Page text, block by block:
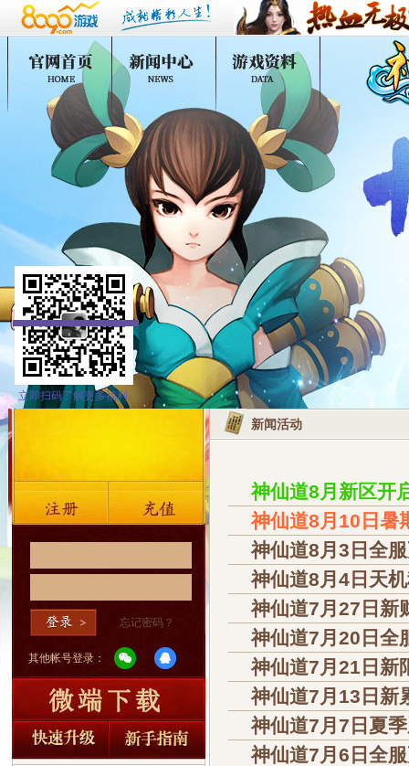
立即扫码了解更多福利
忘记密码？
其他帐号登录：
新闻活动
神仙道8月新区开
神仙道8月10日暑
神仙道8月3日全
神仙道8月4日天
神仙道7月27日新
神仙道7月20日全
神仙道7月21日新
神仙道7月13日新
神仙道7月7日夏
神仙道7月6日全